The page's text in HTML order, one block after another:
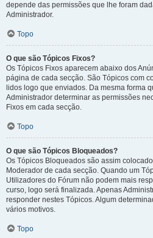
depende das permissões que lhe foram
Administrador.
Topo
O que são Tópicos Fixos?
Os Tópicos Fixos aparecem abaixo dos
página de cada secção. São Tópicos com
lidos logo que enviados. Da mesma forma
Administrador determinar as permissões
Fixos em cada secção.
Topo
O que são Tópicos Bloqueados?
Os Tópicos Bloqueados são assim
Moderador de cada secção. Quando um
Utilizadores do Fórum não podem mais
curso, logo será finalizada. Apenas
responder nestes Tópicos. Algum
vários motivos.
Topo